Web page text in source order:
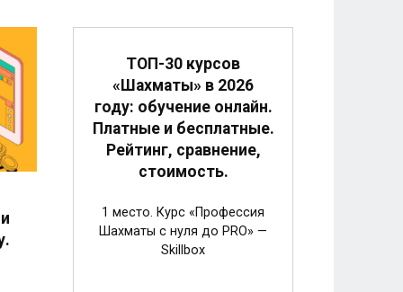
ТОП-30 курсов
«Шахматы» в 2026
году: обучение онлайн.
Платные и бесплатные.
Рейтинг, сравнение,
стоимость.
1 место. Курс «Профессия
Шахматы с нуля до PRO» —
Skillbox